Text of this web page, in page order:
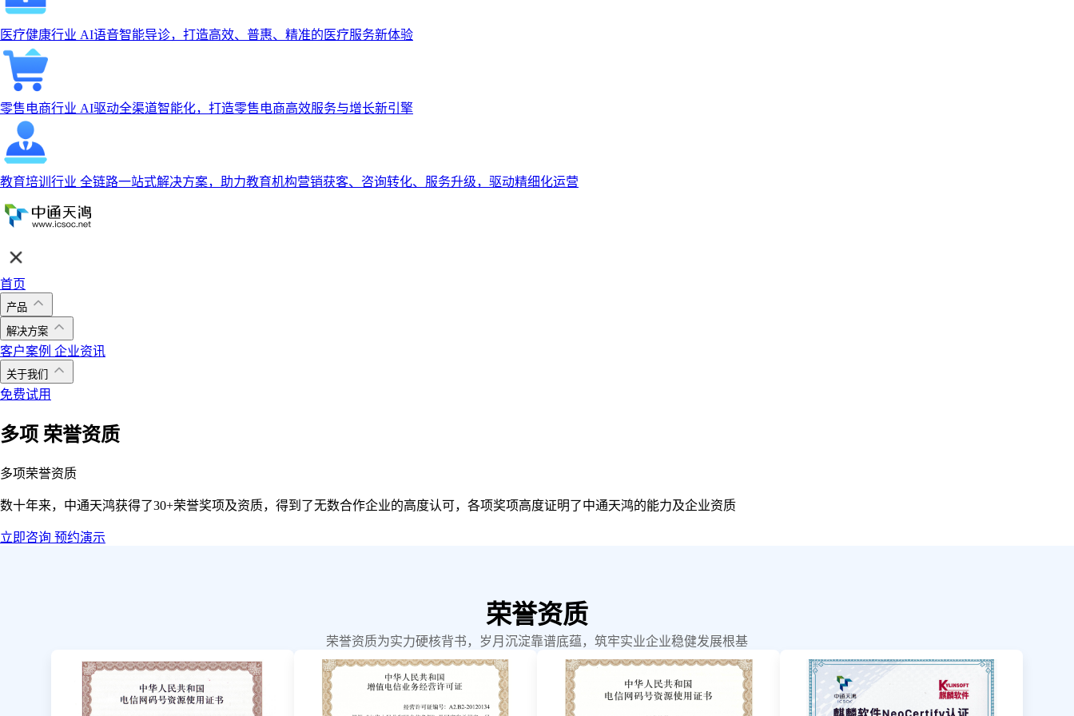
医疗健康行业 AI语音智能导诊，打造高效、普惠、精准的医疗服务新体验
零售电商行业 AI驱动全渠道智能化，打造零售电商高效服务与增长新引擎
教育培训行业 全链路一站式解决方案，助力教育机构营销获客、咨询转化、服务升级，驱动精细化运营
首页
产品
解决方案
客户案例 企业资讯
关于我们
免费试用
多项 荣誉资质
多项荣誉资质
数十年来，中通天鸿获得了30+荣誉奖项及资质，得到了无数合作企业的高度认可，各项奖项高度证明了中通天鸿的能力及企业资质
立即咨询 预约演示
荣誉资质
荣誉资质为实力硬核背书，岁月沉淀靠谱底蕴，筑牢实业企业稳健发展根基